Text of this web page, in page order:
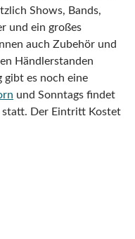
Shows, Bands,
und ein großes
auch Zubehör und
Händlerstanden
gibt es noch eine
und Sonntags findet
statt. Der Eintritt Kostet